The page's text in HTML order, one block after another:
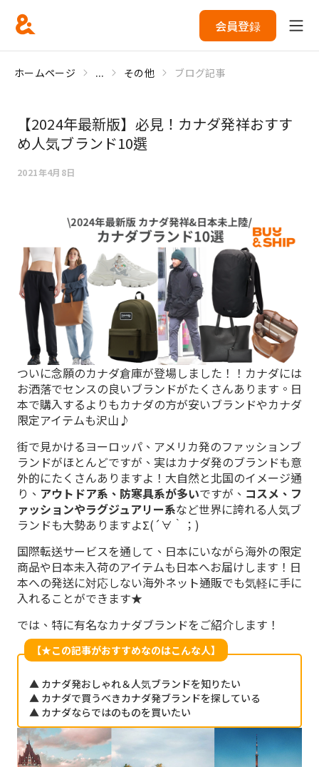
会員登録
ホームページ ... その他 ブログ記事
【2024年最新版】必見！カナダ発祥おすす
め人気ブランド10選
2021年4月8日
ついに念願のカナダ倉庫が登場しました！！カナダには
お洒落でセンスの良いブランドがたくさんあります。日
本で購入するよりもカナダの方が安いブランドやカナダ
限定アイテムも沢山♪
街で見かけるヨーロッパ、アメリカ発のファッションブ
ランドがほとんどですが、実はカナダ発のブランドも意
外的にたくさんありますよ！大自然と北国のイメージ通
り、 アウトドア系、防寒具系が多いですが、 コスメ、フ
ァッションやラグジュアリー系など世界に誇れる人気ブ
ランドも大勢ありますよΣ(´∀｀；)
国際転送サービスを通して、日本にいながら海外の限定
商品や日本未入荷のアイテムも日本へお届けします！日
本への発送に対応しない海外ネット通販でも気軽に手に
入れることができます★
では、特に有名なカナダブランドをご紹介します！
【★この記事がおすすめなのはこんな人】
▲ カナダ発おしゃれ＆人気ブランドを知りたい
▲ カナダで買うべきカナダ発ブランドを探している
▲ カナダならではのものを買いたい